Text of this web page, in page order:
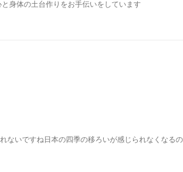
身体の土台作りをお手伝いをしています
ないですね日本の四季の移ろいが感じられなくなる